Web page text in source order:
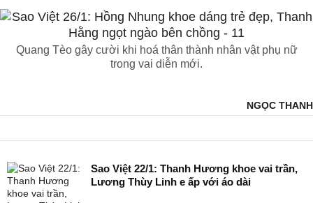
Quang Tèo gây cười khi hoá thân thành nhân vật phụ nữ
trong vai diễn mới.
NGỌC THANH
Sao Việt 22/1: Thanh Hương khoe vai trần,
Lương Thùy Linh e ấp với áo dài